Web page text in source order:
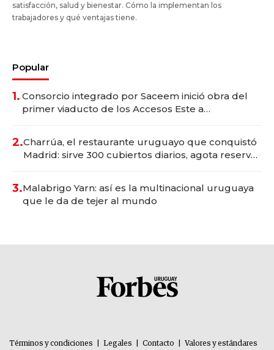
satisfacción, salud y bienestar. Cómo la implementan los
trabajadores y qué ventajas tiene.
Popular
1. Consorcio integrado por Saceem inició obra del
primer viaducto de los Accesos Este a
2.Charrúa, el restaurante uruguayo que conquistó
Madrid: sirve 300 cubiertos diarios, agota reservas
3.Malabrigo Yarn: así es la multinacional uruguaya
que le da de tejer al mundo
Términos y condiciones Legales Contacto Valores y estándares